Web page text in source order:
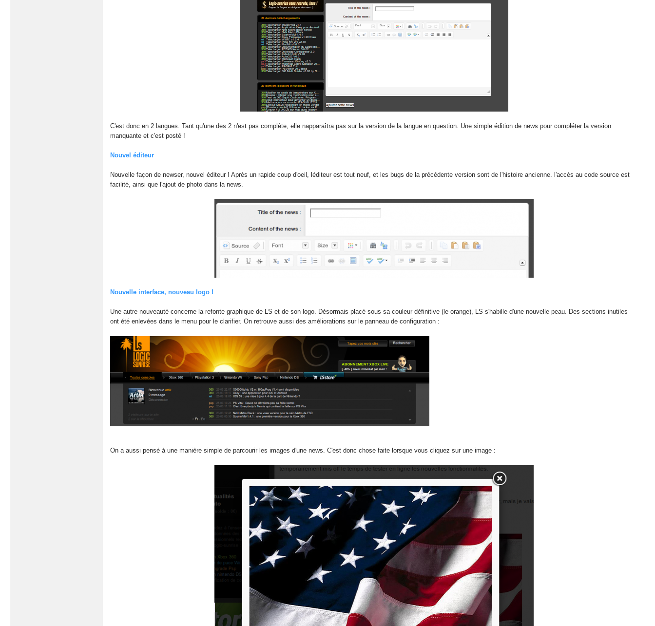
C'est donc en 2 langues. Tant qu'une des 2 n'est pas complète, elle napparaîtra pas sur la version de la langue en question. Une simple édition de news pour compléter la version
manquante et c'est posté !
Nouvel éditeur
Nouvelle façon de newser, nouvel éditeur ! Après un rapide coup d'oeil, léditeur est tout neuf, et les bugs de la précédente version sont de l'histoire ancienne. l'accès au code source est
facilité, ainsi que l'ajout de photo dans la news.
Nouvelle interface, nouveau logo !
Une autre nouveauté concerne la refonte graphique de LS et de son logo. Désormais placé sous sa couleur définitive (le orange), LS s'habille d'une nouvelle peau. Des sections inutiles
ont été enlevées dans le menu pour le clarifier. On retrouve aussi des améliorations sur le panneau de configuration :
On a aussi pensé à une manière simple de parcourir les images d'une news. C'est donc chose faite lorsque vous cliquez sur une image :